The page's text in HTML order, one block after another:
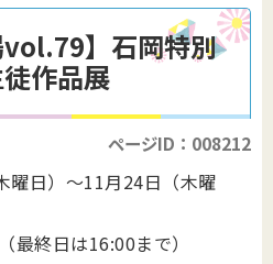
vol.79】石岡特別
作品展
ページID：008212
曜日）～11月24日（木曜
最終日は16:00まで）